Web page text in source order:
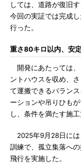
しては、道路が復旧
今回の実証では完成
行った。
重さ80キロ以内、安
開発にあたっては、
ントハウスを収め、
て運搬できるバラン
ーションや吊りひも
し、条件を満たす施工
2025年9月28日には
訓練で、孤立集落へ
飛行を実施した。